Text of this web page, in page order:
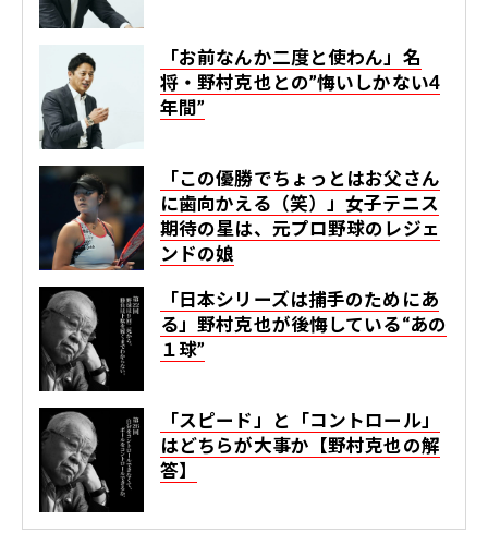
「お前なんか二度と使わん」名
将・野村克也との”悔いしかない4
年間”
「この優勝でちょっとはお父さん
に歯向かえる（笑）」女子テニス
期待の星は、元プロ野球のレジェ
ンドの娘
「日本シリーズは捕手のためにあ
る」野村克也が後悔している“あの
１球”
「スピード」と「コントロール」
はどちらが大事か【野村克也の解
答】